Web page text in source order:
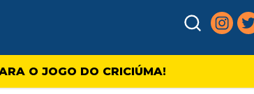
O JOGO DO CRICIÚMA!